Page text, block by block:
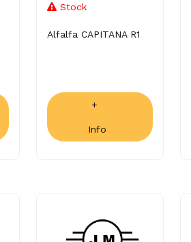
Stock
Alfalfa CAPITANA R1
+
Info